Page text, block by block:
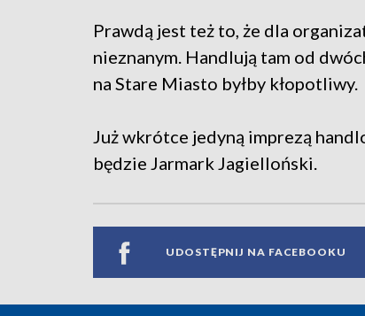
Prawdą jest też to, że dla
nieznanym. Handlują tam od
na Stare Miasto byłby kłopotliwy.
Już wkrótce jedyną imprezą
będzie Jarmark Jagielloński.
UDOSTĘPNIJ NA FACEBOOKU